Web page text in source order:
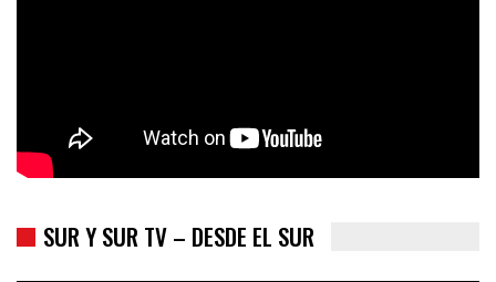
SUR Y SUR TV – DESDE EL SUR